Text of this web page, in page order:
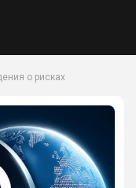
о рисках